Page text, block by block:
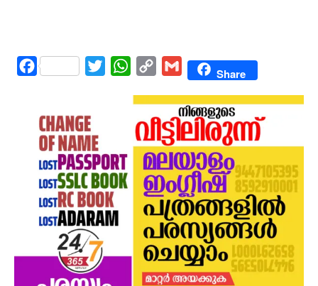
Facebook Twitter WhatsAppCopy
Gmail Share